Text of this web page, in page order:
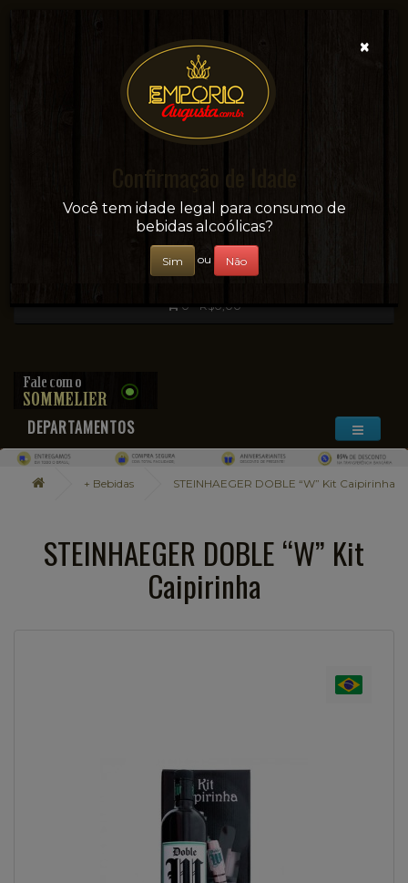
Sua conveniência e adega on-line!
0 - R$0,00
DEPARTAMENTOS
+ Bebidas STEINHAEGER DOBLE “W” Kit Caipirinha
STEINHAEGER DOBLE “W” Kit
Caipirinha
×
Confirmação de Idade
Você tem idade legal para consumo de
bebidas alcoólicas?
Sim ou Não